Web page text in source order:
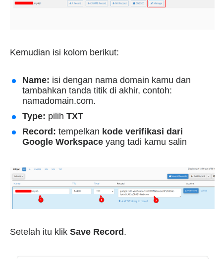
Kemudian isi kolom berikut:
Name: isi dengan nama domain kamu dan
tambahkan tanda titik di akhir, contoh:
namadomain.com.
Type: pilih TXT
Record: tempelkan kode verifikasi dari
Google Workspace yang tadi kamu salin
Setelah itu klik Save Record.